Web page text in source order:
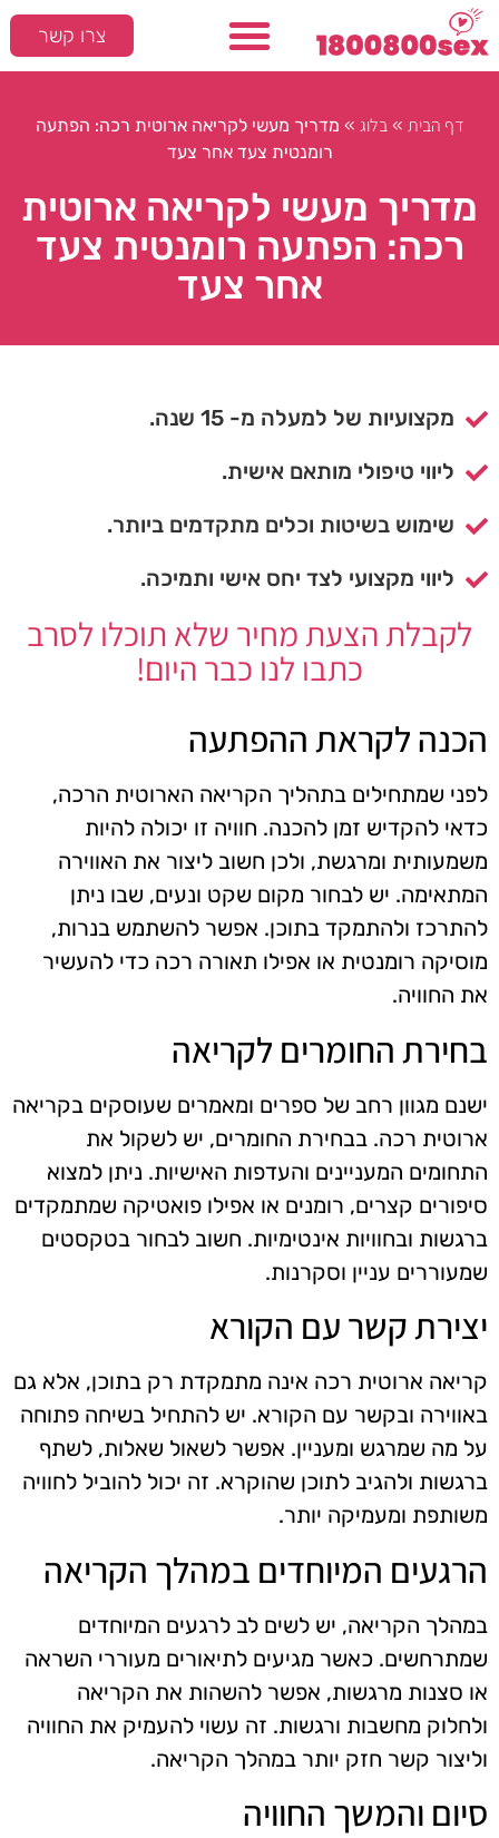
צרו קשר
דף הבית »בלוג » מדריך מעשי לקריאה ארוטית רכה: הפתעה
רומנטית צעד אחר צעד
מדריך מעשי לקריאה ארוטית
רכה: הפתעה רומנטית צעד
אחר צעד
מקצועיות של למעלה מ- 15 שנה.
ליווי טיפולי מותאם אישית.
שימוש בשיטות וכלים מתקדמים ביותר.
ליווי מקצועי לצד יחס אישי ותמיכה.
לקבלת הצעת מחיר שלא תוכלו לסרב
כתבו לנו כבר היום!
הכנה לקראת ההפתעה
לפני שמתחילים בתהליך הקריאה הארוטית הרכה,
כדאי להקדיש זמן להכנה. חוויה זו יכולה להיות
משמעותית ומרגשת, ולכן חשוב ליצור את האווירה
המתאימה. יש לבחור מקום שקט ונעים, שבו ניתן
להתרכז ולהתמקד בתוכן. אפשר להשתמש בנרות,
מוסיקה רומנטית או אפילו תאורה רכה כדי להעשיר
את החוויה.
בחירת החומרים לקריאה
ישנם מגוון רחב של ספרים ומאמרים שעוסקים בקריאה
ארוטית רכה. בבחירת החומרים, יש לשקול את
התחומים המעניינים והעדפות האישיות. ניתן למצוא
סיפורים קצרים, רומנים או אפילו פואטיקה שמתמקדים
ברגשות ובחוויות אינטימיות. חשוב לבחור בטקסטים
שמעוררים עניין וסקרנות.
יצירת קשר עם הקורא
קריאה ארוטית רכה אינה מתמקדת רק בתוכן, אלא גם
באווירה ובקשר עם הקורא. יש להתחיל בשיחה פתוחה
על מה שמרגש ומעניין. אפשר לשאול שאלות, לשתף
ברגשות ולהגיב לתוכן שהוקרא. זה יכול להוביל לחוויה
משותפת ומעמיקה יותר.
הרגעים המיוחדים במהלך הקריאה
במהלך הקריאה, יש לשים לב לרגעים המיוחדים
שמתרחשים. כאשר מגיעים לתיאורים מעוררי השראה
או סצנות מרגשות, אפשר להשהות את הקריאה
ולחלוק מחשבות ורגשות. זה עשוי להעמיק את החוויה
וליצור קשר חזק יותר במהלך הקריאה.
סיום והמשך החוויה